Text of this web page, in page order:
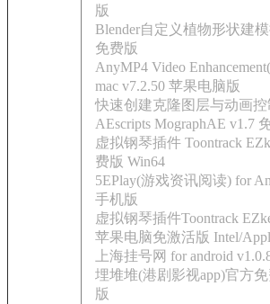
版
Blender自定义植物形状建
免费版
AnyMP4 Video
mac v7.2.50 苹果电脑版
快速创建克隆图层与动画
AEscripts MographAE v1.7
虚拟钢琴插件 Toontrack
费版 Win64
5EPlay(游戏资讯阅读) for
手机版
虚拟钢琴插件Toontrack
苹果电脑免激活版 Intel/
上海挂号网 for android
埋堆堆(港剧影视app)官方
版